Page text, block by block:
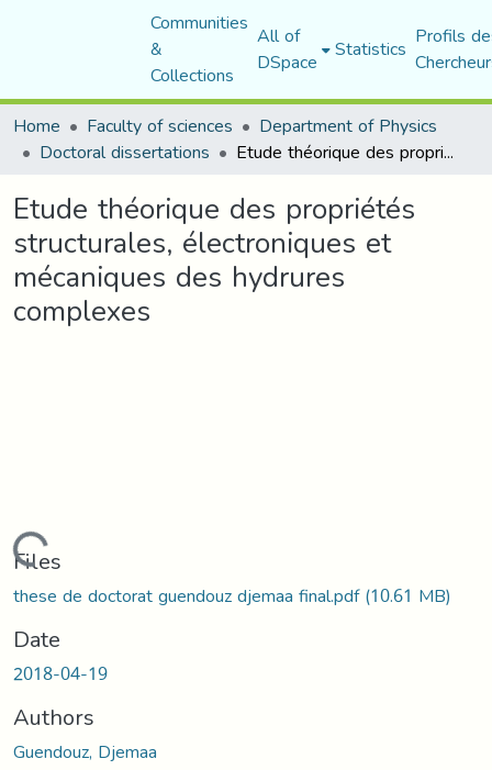
Communities
&
Collections
All of
DSpace Statistics Profils
Home
Faculty of sciences Department of Physics
Doctoral dissertations Etude théorique des propriétés structurales, électroniques et mécaniques des hydrures complexes
Etude théorique des propriétés
structurales, électroniques et
mécaniques des hydrures
complexes
Loading...
Files
these de doctorat guendouz djemaa final.pdf(10.61 MB)
Date
2018-04-19
Authors
Guendouz, Djemaa